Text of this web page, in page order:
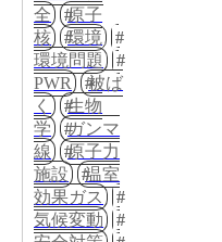
全
原子
核
環境
環境問題
PWR
被ば
く
生物
学
ガンマ
線
原子力
施設
温室
効果ガス
気候変動